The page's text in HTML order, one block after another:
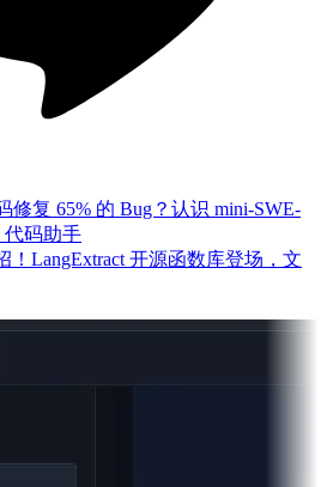
修复 65% 的 Bug？认识 mini-SWE-
代码助手
！LangExtract 开源函数库登场，文